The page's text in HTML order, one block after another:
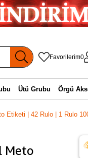
Favorilerim0
Ütü Grubu Örgü
Etiketi | 42 Rulo | 1 Rulo
Meto